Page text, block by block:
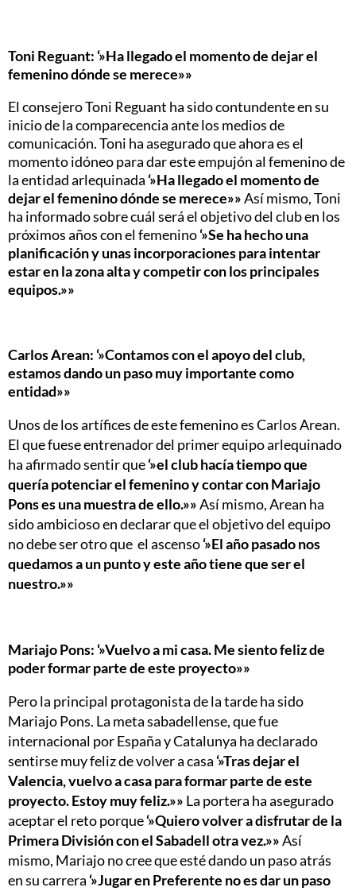
Toni Reguant: ‘»Ha llegado el momento de dejar el
femenino dónde se merece»»
El consejero Toni Reguant ha sido contundente en su
inicio de la comparecencia ante los medios de
comunicación. Toni ha asegurado que ahora es el
momento idóneo para dar este empujón al femenino de
la entidad arlequinada ‘»Ha llegado el momento de
dejar el femenino dónde se merece»»Así mismo, Toni
ha informado sobre cuál será el objetivo del club en los
próximos años con el femenino‘»Se ha hecho una
planificación y unas incorporaciones para intentar
estar en la zona alta y competir con los principales
equipos.»»
Carlos Arean: ‘»Contamos con el apoyo del club,
estamos dando un paso muy importante como
entidad»»
Unos de los artífices de este femenino es Carlos Arean.
El que fuese entrenador del primer equipo arlequinado
ha afirmado sentir que‘»el club hacía tiempo que
quería potenciar el femenino y contar con Mariajo
Pons es una muestra de ello.»»Así mismo, Arean ha
sido ambicioso en declarar que el objetivo del equipo
no debe ser otro que el ascenso‘»El año pasado nos
quedamos a un punto y este año tiene que ser el
nuestro.»»
Mariajo Pons: ‘»Vuelvo a mi casa. Me siento feliz de
poder formar parte de este proyecto»»
Pero la principal protagonista de la tarde ha sido
Mariajo Pons. La meta sabadellense, que fue
internacional por España y Catalunya ha declarado
sentirse muy feliz de volver a casa ‘»Tras dejar el
Valencia, vuelvo a casa para formar parte de este
proyecto. Estoy muy feliz.»» La portera ha asegurado
aceptar el reto porque‘»Quiero volver a disfrutar de la
Primera División con el Sabadell otra vez.»»Así
mismo, Mariajo no cree que esté dando un paso atrás
en su carrera ‘»Jugar en Preferente no es dar un paso